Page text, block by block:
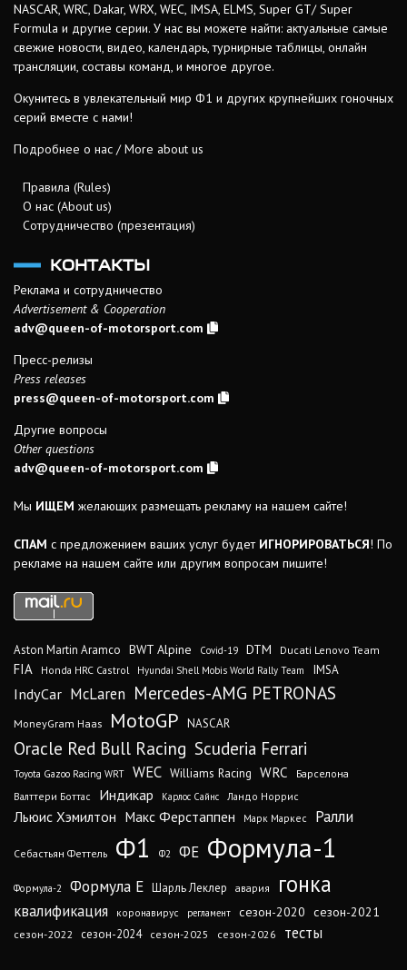
NASCAR, WRC, Dakar, WRX, WEC, IMSA, ELMS, Super GT/ Super
Formula и другие серии. У нас вы можете найти: актуальные самые
свежие новости, видео, календарь, турнирные таблицы, онлайн
трансляции, составы команд, и многое другое.
Окунитесь в увлекательный мир Ф1 и других крупнейших гоночных
серий вместе с нами!
Подробнее о нас / More about us
Правила (Rules)
О нас (About us)
Сотрудничество (презентация)
КОНТАКТЫ
Реклама и сотрудничество
Advertisement & Cooperation
adv@queen-of-motorsport.com
Пресс-релизы
Press releases
press@queen-of-motorsport.com
Другие вопросы
Other questions
adv@queen-of-motorsport.com
Мы ИЩЕМ желающих размещать рекламу на нашем сайте!
СПАМ с предложением ваших услуг будет ИГНОРИРОВАТЬСЯ! По
рекламе на нашем сайте или другим вопросам пишите!
Aston Martin Aramco BWT Alpine Covid-19 DTM Ducati Lenovo Team
FIA Honda HRC Castrol Hyundai Shell Mobis World Rally Team IMSA
IndyCar McLaren Mercedes-AMG PETRONAS
MoneyGram Haas MotoGP NASCAR
Oracle Red Bull Racing Scuderia Ferrari
Toyota Gazoo Racing WRT WEC Williams Racing WRC
Барселона
Валттери Боттас
Индикар Карлос Сайнс Ландо Норрис
Льюис Хэмилтон Макс Ферстаппен Марк Маркес Ралли
Себастьян Феттель Ф1 Ф2 ФЕ Формула-1
Формула-2 Формула Е Шарль Леклер авария гонка
квалификация коронавирус регламент сезон-2020 сезон-2021
сезон-2022 сезон-2024 сезон-2025 сезон-2026 тесты